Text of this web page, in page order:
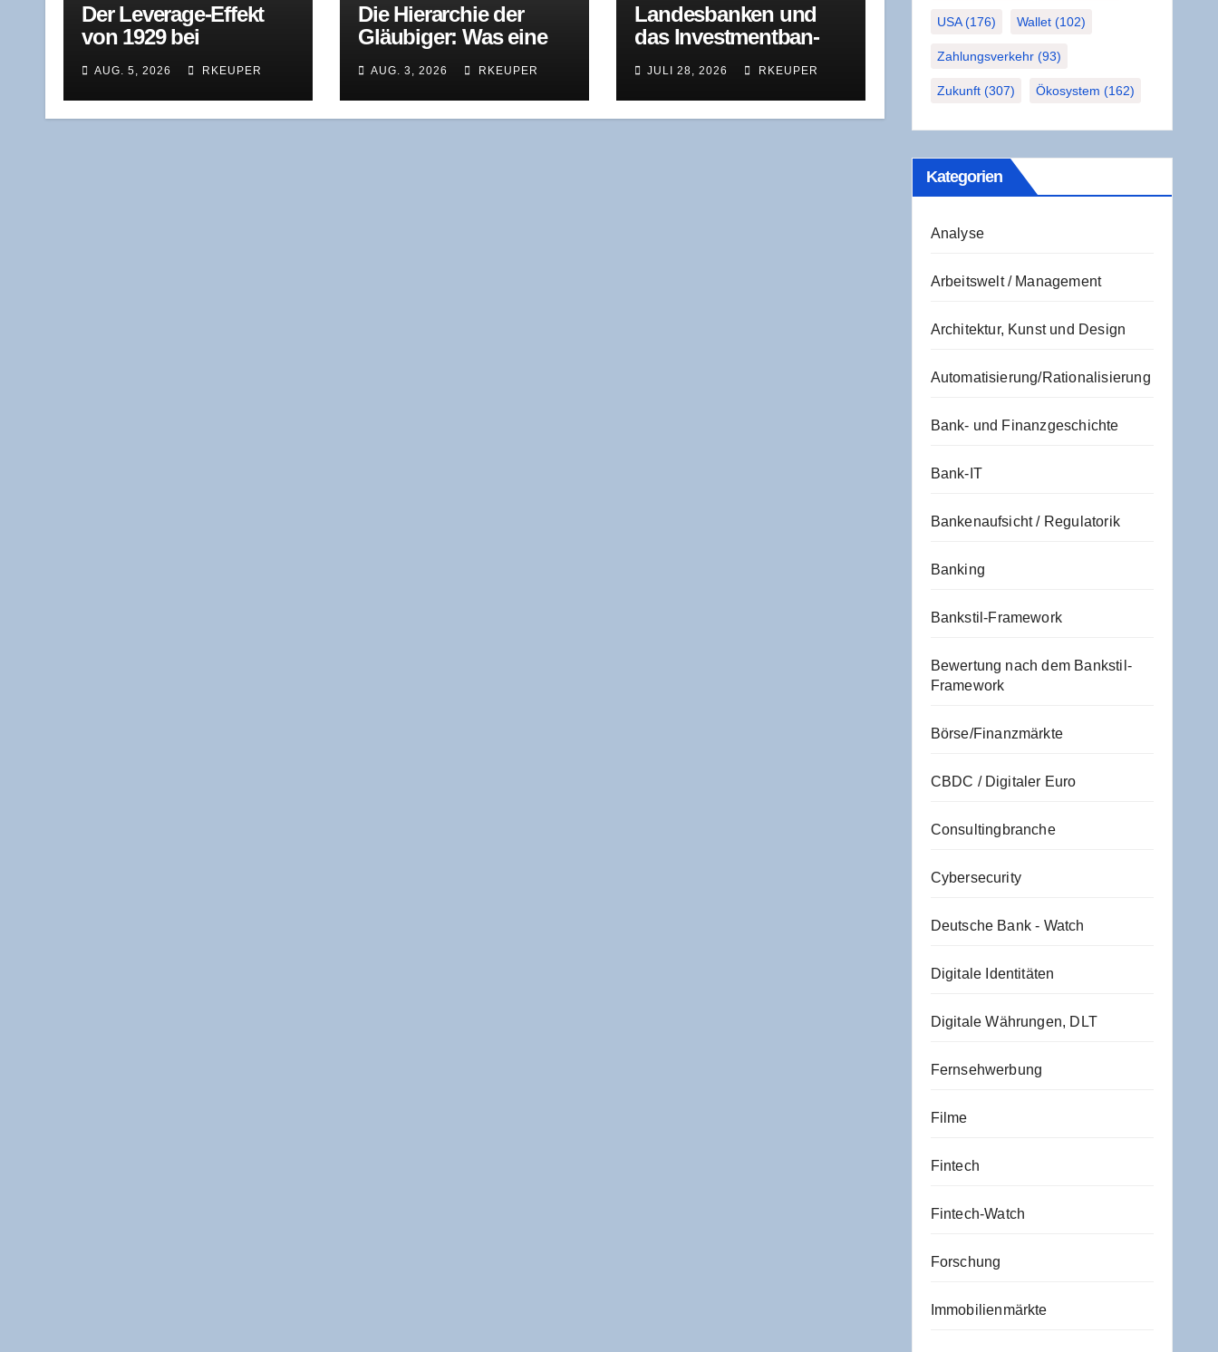
Der Levera­ge-Effekt
von 1929 bei
Investmentfonds
AUG. 5, 2026 RKEUPER
Die Hier­ar­chie der
Gläu­bi­ger: Was eine
aus dem 18. Jahr­hun­
dert über moder­ne
Sanie­rungs­ver­fah­ren
AUG. 3, 2026 RKEUPER
Lan­des­ban­ken und
das Invest­ment­ban­
der NordLB-Umbau
wirk­lich zeigt
JULI 28, 2026 RKEUPER
USA(176) Wallet(102)
Zahlungsverkehr(93)
Zukunft(307) Ökosystem (162)
Kate­go­rien
Analyse
Arbeitswelt / Management
Architektur, Kunst und Design
Automatisierung/Rationalisierung
Bank- und Finanzgeschichte
Bank-IT
Bankenaufsicht / Regulatorik
Banking
Bankstil-Framework
Bewertung nach dem Bankstil-
Framework
Börse/Finanzmärkte
CBDC / Digitaler Euro
Consultingbranche
Cybersecurity
Deutsche Bank - Watch
Digitale Identitäten
Digitale Währungen, DLT
Fernsehwerbung
Filme
Fintech
Fintech-Watch
Forschung
Immobilienmärkte